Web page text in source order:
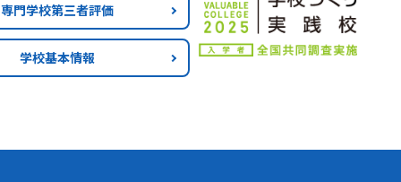
専門学校第三者評価
学校基本情報